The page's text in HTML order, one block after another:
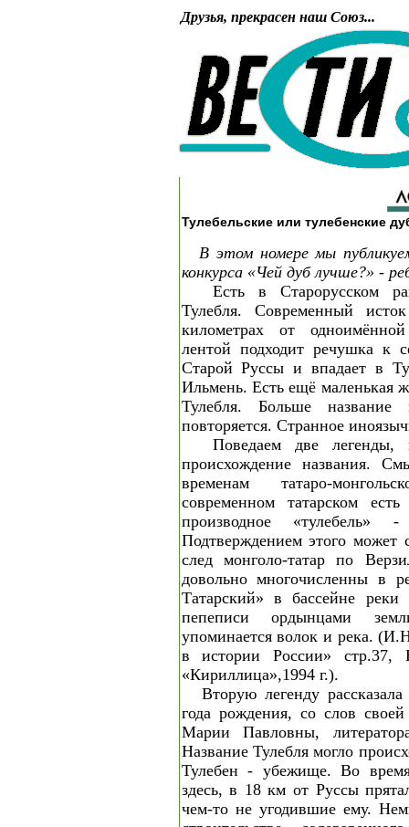
Друзья, прекрасен наш Союз...
Тулебельские или тулебенские
В этом номере мы
конкурса «Чей дуб лучше?» -
Есть в Старорусском
Тулебля. Современный
километрах от
лентой подходит речушка к
Старой Руссы и впадает в
Ильмень. Есть ещё маленькая
Тулебля. Больше
повторяется. Странное
Поведаем две легенды,
происхождение названия.
временам татаро-
современном татарском
производное
Подтверждением этого
след монголо-татар по
довольно многочисленны в
Татарский» в бассейне
пепеписи ордынцами
упоминается волок и река.
в истории России» стр.37,
«Кириллица»,1994 г.).
Вторую легенду
года рождения, со слов
Марии Павловны,
Название Тулебля могло
Тулебен - убежище. Во
здесь, в 18 км от Руссы
чем-то не угодившие ему.